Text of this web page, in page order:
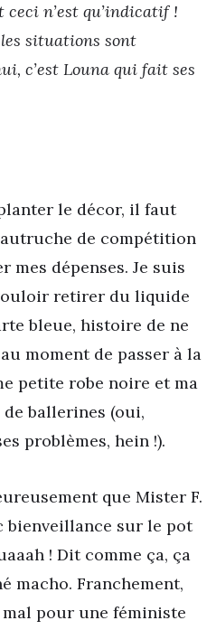
ceci n’est qu’indicatif !
situations sont
c’est Louna qui fait ses
le décor, il faut
de compétition
mes dépenses. Je suis
retirer du liquide
bleue, histoire de ne
moment de passer à la
petite robe noire et ma
ballerines (oui,
problèmes, hein !).
que Mister F.
bienveillance sur le pot
! Dit comme ça, ça
macho. Franchement,
pour une féministe